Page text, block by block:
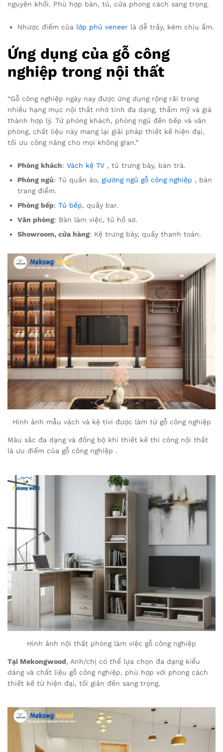
nguyên khối. Phù hợp bàn, tủ, cửa phong cách sang trọng.
Nhược điểm của lớp phủ veneer là dễ trầy, kém chịu ẩm.
Ứng dụng của gỗ công
nghiệp trong nội thất
“Gỗ công nghiệp ngày nay được ứng dụng rộng rãi trong
nhiều hạng mục nội thất nhờ tính đa dạng, thẩm mỹ và giá
thành hợp lý. Từ phòng khách, phòng ngủ đến bếp và văn
phòng, chất liệu này mang lại giải pháp thiết kế hiện đại,
tối ưu công năng cho mọi không gian.”
Phòng khách: Vách kệ TV , tủ trưng bày, bàn trà.
Phòng ngủ: Tủ quần áo, giường ngủ gỗ công nghiệp , bàn
trang điểm.
Phòng bếp: Tủ bếp, quầy bar.
Văn phòng: Bàn làm việc, tủ hồ sơ.
Showroom, cửa hàng: Kệ trưng bày, quầy thanh toán.
Hình ảnh mẫu vách và kệ tivi được làm từ gỗ công nghiệp
Màu sắc đa dạng và đồng bộ khi thiết kế thi công nội thất
là ưu điểm của gỗ công nghiệp .
Hình ảnh nội thất phòng làm việc gỗ công nghiệp
Tại Mekongwood, Anh/chị có thể lựa chọn đa dạng kiểu
dáng và chất liệu gỗ công nghiệp, phù hợp với phong cách
thiết kế từ hiện đại, tối giản đến sang trọng.